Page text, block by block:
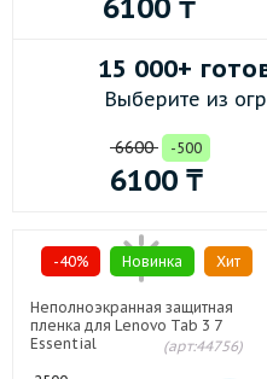
6100 ₸
15 000+
Выберите из
6600 -500
6100 ₸
-40% Новинка Хит
Неполноэкранная защитная
пленка для Lenovo Tab 3 7
Essential
(арт:44756)